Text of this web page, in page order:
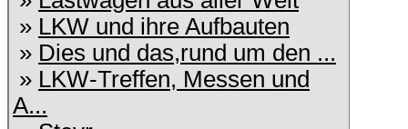
» LKW und ihre Aufbauten
» Dies und das,rund um den ...
» LKW-Treffen, Messen und
A...